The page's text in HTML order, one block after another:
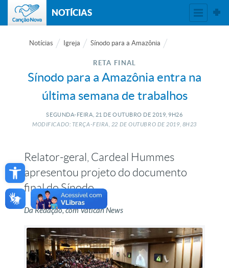
Open toolbar
NOTÍCIAS
Notícias Igreja Sínodo para a Amazônia
RETA FINAL
Sínodo para a Amazônia entra na
última semana de trabalhos
SEGUNDA-FEIRA, 21 DE OUTUBRO DE 2019, 9H26
MODIFICADO: TERÇA-FEIRA, 22 DEOUTUBRO DE2019, 8H23
Relator-geral, Cardeal Hummes
apresentou projeto do documento
final do Sínodo
Da Redação, com Vatican News